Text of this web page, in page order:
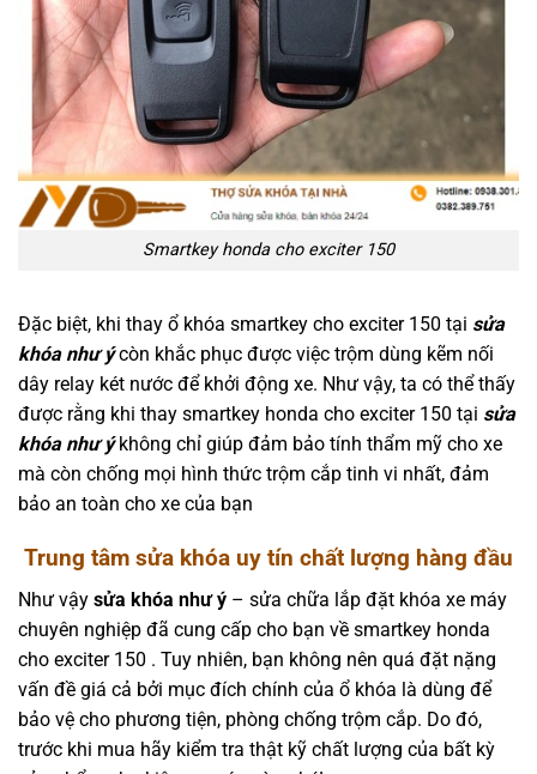
Smartkey honda cho exciter 150
Đặc biệt, khi thay ổ khóa smartkey cho exciter 150 tại sửa
khóa như ýcòn khắc phục được việc trộm dùng kẽm nối
dây relay két nước để khởi động xe. Như vậy, ta có thể thấy
được rằng khi thay smartkey honda cho exciter 150 tại sửa
khóa như ýkhông chỉ giúp đảm bảo tính thẩm mỹ cho xe
mà còn chống mọi hình thức trộm cắp tinh vi nhất, đảm
bảo an toàn cho xe của bạn
Trung tâm sửa khóa uy tín chất lượng hàng đầu
Như vậy sửa khóa như ý – sửa chữa lắp đặt khóa xe máy
chuyên nghiệp đã cung cấp cho bạn về smartkey honda
cho exciter 150 . Tuy nhiên, bạn không nên quá đặt nặng
vấn đề giá cả bởi mục đích chính của ổ khóa là dùng để
bảo vệ cho phương tiện, phòng chống trộm cắp. Do đó,
trước khi mua hãy kiểm tra thật kỹ chất lượng của bất kỳ